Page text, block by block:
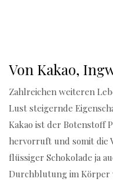
Von Kakao,
Zahlreichen weiteren
Lust steigernde
Kakao ist der Botenstoff
hervorruft und somit die
flüssiger Schokolade ja
Durchblutung im Körper